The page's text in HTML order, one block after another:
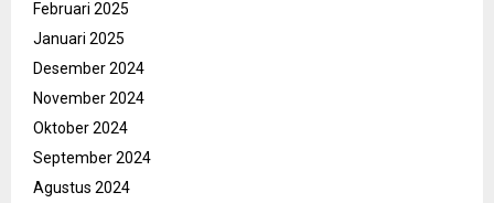
Februari 2025
Januari 2025
Desember 2024
November 2024
Oktober 2024
September 2024
Agustus 2024